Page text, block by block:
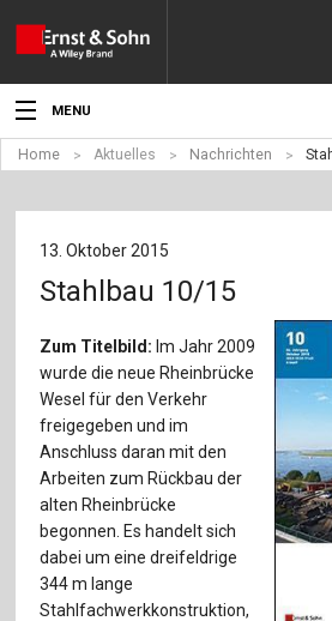
MENU
Aktuelles
Produkte
Werben
Service
Für Autor:innen
Verlag
Home Aktuelles Nachrichten
13. Oktober 2015
Stahlbau 10/15
Zum Titelbild: Im Jahr 2009
wurde die neue Rheinbrücke
Wesel für den Verkehr
freigegeben und im
Anschluss daran mit den
Arbeiten zum Rückbau der
alten Rheinbrücke
begonnen. Es handelt sich
dabei um eine dreifeldrige
344 m lange
Stahlfachwerkkonstruktion,